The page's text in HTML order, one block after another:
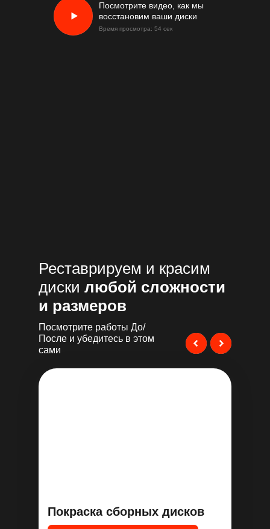
Посмотрите видео, как мы
восстановим ваши диски
Время просмотра: 54 сек
Реставрируем и красим
диски любой сложности
и размеров
Посмотрите работы До/
После и убедитесь в этом
сами
Покраска сборных дисков